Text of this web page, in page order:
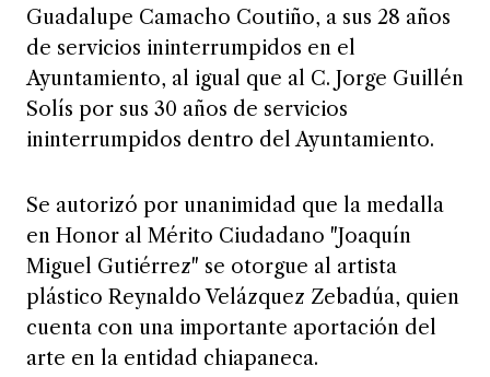
Guadalupe Camacho Coutiño, a sus 28 años
de servicios ininterrumpidos en el
Ayuntamiento, al igual que al C. Jorge Guillén
Solís por sus 30 años de servicios
ininterrumpidos dentro del Ayuntamiento.
Se autorizó por unanimidad que la medalla
en Honor al Mérito Ciudadano "Joaquín
Miguel Gutiérrez" se otorgue al artista
plástico Reynaldo Velázquez Zebadúa, quien
cuenta con una importante aportación del
arte en la entidad chiapaneca.